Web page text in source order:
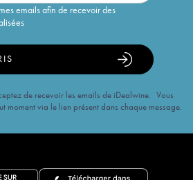
emails afin de recevoir des
de recevoir les emails de iDealwine. Vous
moment via le lien présent dans chaque message.